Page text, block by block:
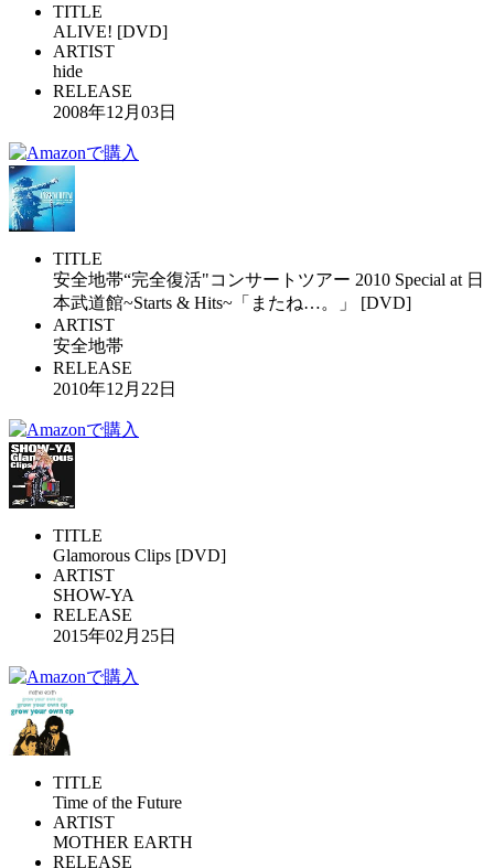
TITLE
ALIVE! [DVD]
ARTIST
hide
RELEASE
2008年12月03日
TITLE
安全地帯“完全復活"コンサートツアー 2010 Special at 日
本武道館~Starts & Hits~「またね…。」 [DVD]
ARTIST
安全地帯
RELEASE
2010年12月22日
TITLE
Glamorous Clips [DVD]
ARTIST
SHOW-YA
RELEASE
2015年02月25日
TITLE
Time of the Future
ARTIST
MOTHER EARTH
RELEASE